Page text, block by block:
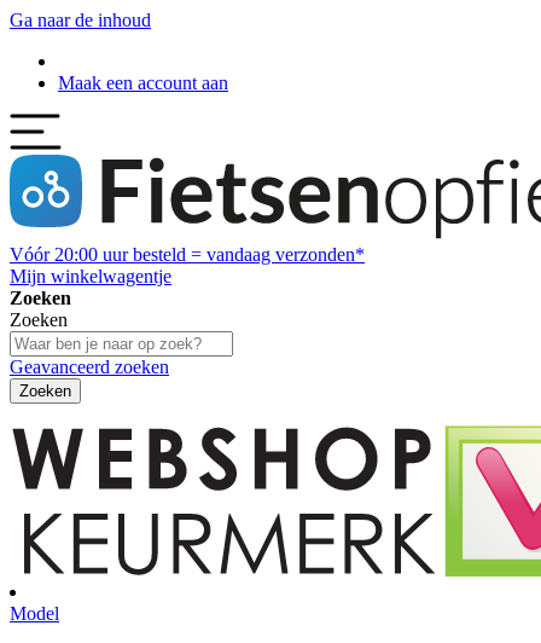
Ga naar de inhoud
Maak een account aan
Vóór 20:00 uur besteld = vandaag verzonden*
Mijn winkelwagentje
Zoeken
Zoeken
Geavanceerd zoeken
Zoeken
Model